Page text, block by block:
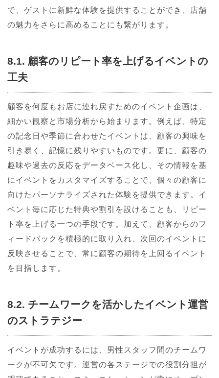
で、ゲストに新鮮な体験を提供することができ、店舗
の魅力をさらに高めることにも繋がります。
8.1. 顧客のリピート率を上げるイベントの
工夫
顧客を何度もお店に連れ戻すためのイベント企画は、
細かい観察と市場分析から始まります。例えば、特定
の記念日や季節に合わせたイベントは、顧客の興味を
引き易く、記憶に残りやすいものです。更に、顧客の
趣味や過去の反応をデータベース化し、その情報を基
にイベントをカスタマイズすることで、個々の顧客に
向けたパーソナライズされた体験を提供できます。イ
ベント毎に応じた特典や割引を設けることも、リピー
ト率を上げる一つの手段です。加えて、顧客からのフ
ィードバックを積極的に取り入れ、次回のイベントに
反映させることで、常に顧客の期待を上回るイベント
を目指します。
8.2. チームワークを活かしたイベント運営
のストラテジー
イベントが成功するには、男性スタッフ間のチームワ
ークが不可欠です。運営の各ステージでの役割分担が